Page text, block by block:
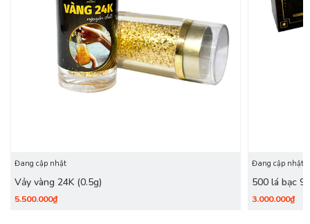
Đang cập nhật
Vảy vàng 24K (0.5g)
5.500.000₫
Đang cập nhật
500 lá bạc
3.000.000₫